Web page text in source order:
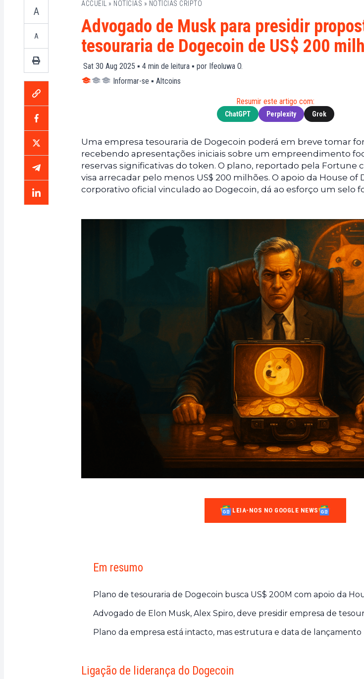
Notícias
Web3
Notícias
A
A
ACCUEIL » NOTÍCIAS » NOTÍCIAS CRIPTO
Advogado de Musk para presidir
tesouraria de Dogecoin de US$ 200
Sat 30 Aug 2025 ▪ 4 min de leitura ▪ por Ifeoluwa O.
Informar-se ▪ Altcoins
Resumir este artigo com:
ChatGPT Perplexity Grok
Uma empresa tesouraria de Dogecoin poderá em breve tomar
recebendo apresentações iniciais sobre um empreendimento
reservas significativas do token. O plano, reportado pela Fortune
visa arrecadar pelo menos US$ 200 milhões. O apoio da House of
corporativo oficial vinculado ao Dogecoin, dá ao esforço um selo
LEIA-NOS NO GOOGLE NEWS
Em resumo
Plano de tesouraria de Dogecoin busca US$ 200M com apoio da
Advogado de Elon Musk, Alex Spiro, deve presidir empresa de
Plano da empresa está intacto, mas estrutura e data de
Ligação de liderança do Dogecoin